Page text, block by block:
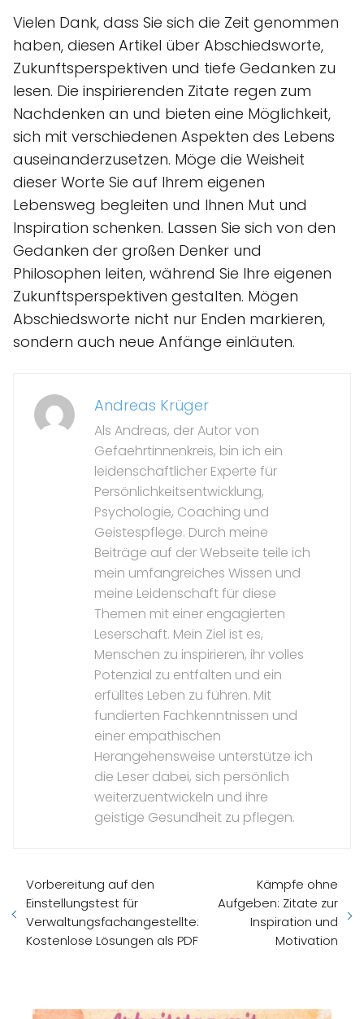
Vielen Dank, dass Sie sich die Zeit genommen
haben, diesen Artikel über Abschiedsworte,
Zukunftsperspektiven und tiefe Gedanken zu
lesen. Die inspirierenden Zitate regen zum
Nachdenken an und bieten eine Möglichkeit,
sich mit verschiedenen Aspekten des Lebens
auseinanderzusetzen. Möge die Weisheit
dieser Worte Sie auf Ihrem eigenen
Lebensweg begleiten und Ihnen Mut und
Inspiration schenken. Lassen Sie sich von den
Gedanken der großen Denker und
Philosophen leiten, während Sie Ihre eigenen
Zukunftsperspektiven gestalten. Mögen
Abschiedsworte nicht nur Enden markieren,
sondern auch neue Anfänge einläuten.
Andreas Krüger
Als Andreas, der Autor von
Gefaehrtinnenkreis, bin ich ein
leidenschaftlicher Experte für
Persönlichkeitsentwicklung,
Psychologie, Coaching und
Geistespflege. Durch meine
Beiträge auf der Webseite teile ich
mein umfangreiches Wissen und
meine Leidenschaft für diese
Themen mit einer engagierten
Leserschaft. Mein Ziel ist es,
Menschen zu inspirieren, ihr volles
Potenzial zu entfalten und ein
erfülltes Leben zu führen. Mit
fundierten Fachkenntnissen und
einer empathischen
Herangehensweise unterstütze ich
die Leser dabei, sich persönlich
weiterzuentwickeln und ihre
geistige Gesundheit zu pflegen.
Vorbereitung auf den
Einstellungstest für
Verwaltungsfachangestellte:
Kostenlose Lösungen als PDF
Kämpfe ohne
Aufgeben: Zitate zur
Inspiration und
Motivation